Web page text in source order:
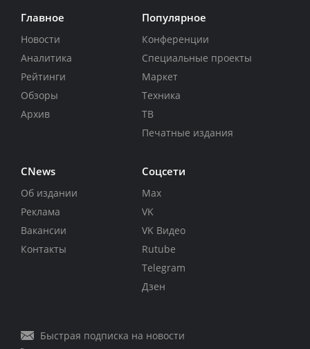
Главное
Новости
Аналитика
Рейтинги
Обзоры
Архив
Популярное
Конференции
Специальные проекты
Маркет
Техника
ТВ
Печатные издания
CNews
Об издании
Реклама
Вакансии
Контакты
Соцсети
Max
VK
VK Видео
Rutube
Telegram
Дзен
Быстрая подписка на новости